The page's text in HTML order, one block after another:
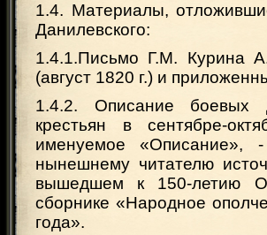
1.4. Материалы,
Данилевского:
1.4.1.Письмо Г.М. Курина
(август 1820 г.) и
1.4.2. Описание боевых
крестьян в сентябре-
именуемое «Описание»,
нынешнему читателю
вышедшем к 150-летию
сборнике «Народное
года».